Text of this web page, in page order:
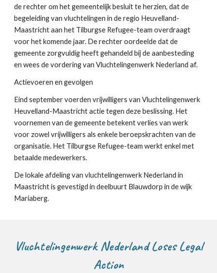
de rechter om het gemeentelijk besluit te herzien, dat de
begeleiding van vluchtelingen in de regio Heuvelland-
Maastricht aan het Tilburgse Refugee-team overdraagt
voor het komende jaar. De rechter oordeelde dat de
gemeente zorgvuldig heeft gehandeld bij de aanbesteding
en wees de vordering van Vluchtelingenwerk Nederland af.
Actievoeren en gevolgen
Eind september voerden vrijwilligers van Vluchtelingenwerk
Heuvelland-Maastricht actie tegen deze beslissing. Het
voornemen van de gemeente betekent verlies van werk
voor zowel vrijwilligers als enkele beroepskrachten van de
organisatie. Het Tilburgse Refugee-team werkt enkel met
betaalde medewerkers.
De lokale afdeling van vluchtelingenwerk Nederland in
Maastricht is gevestigd in deelbuurt Blauwdorp in de wijk
Mariaberg.
Vluchtelingenwerk Nederland Loses Legal
Action